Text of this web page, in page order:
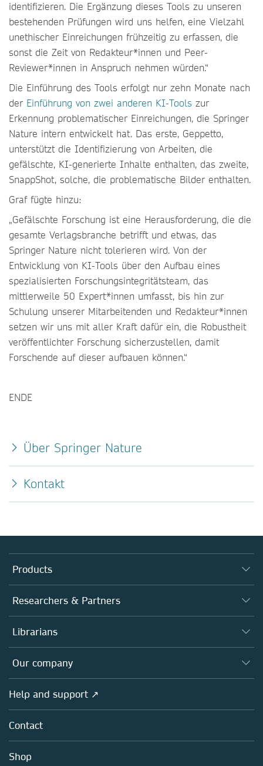
identifizieren. Die Ergänzung dieses Tools zu unseren
bestehenden Prüfungen wird uns helfen, eine Vielzahl
unethischer Einreichungen frühzeitig zu erfassen, die
sonst die Zeit von Redakteur*innen und Peer-
Reviewer*innen in Anspruch nehmen würden.“
Die Einführung des Tools erfolgt nur zehn Monate nach
der Einführung von zwei anderen KI-Tools zur
Erkennung problematischer Einreichungen, die Springer
Nature intern entwickelt hat. Das erste, Geppetto,
unterstützt die Identifizierung von Arbeiten, die
gefälschte, KI-generierte Inhalte enthalten, das zweite,
SnappShot, solche, die problematische Bilder enthalten.
Graf fügte hinzu:
„Gefälschte Forschung ist eine Herausforderung, die die
gesamte Verlagsbranche betrifft und etwas, das
Springer Nature nicht tolerieren wird. Von der
Entwicklung von KI-Tools über den Aufbau eines
spezialisierten Forschungsintegritätsteam, das
mittlerweile 50 Expert*innen umfasst, bis hin zur
Schulung unserer Mitarbeitenden und Redakteur*innen
setzen wir uns mit aller Kraft dafür ein, die Robustheit
veröffentlichter Forschung sicherzustellen, damit
Forschende auf dieser aufbauen können.“
ENDE
Über Springer Nature
Kontakt
Products
Journals
Books
Platforms
Researchers & Partners
Authors (en français)
Editors
Open science (en français)
Policies
Librarians
Overview
Products
Licensing
Blog
Our company
Overview
About us
Careers
Help and support ↗
Contact
Shop